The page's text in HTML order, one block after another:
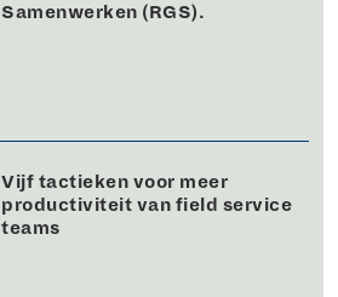
Samenwerken (RGS).
Vijf tactieken voor meer
productiviteit van field service
teams